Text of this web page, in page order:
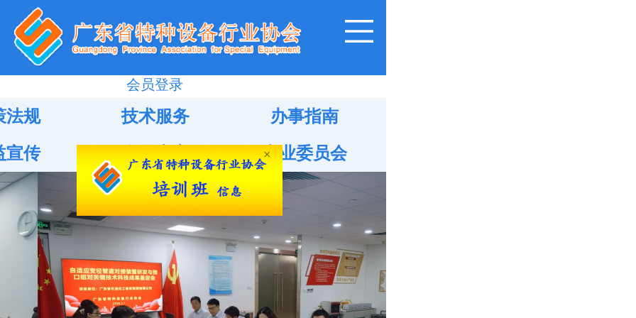
会员登录
法规 技术服务
办事指南
宣传
会员中心 专业委员会